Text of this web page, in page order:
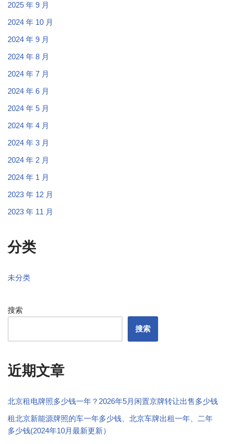
2025 年 9 月
2024 年 10 月
2024 年 9 月
2024 年 8 月
2024 年 7 月
2024 年 6 月
2024 年 5 月
2024 年 4 月
2024 年 3 月
2024 年 2 月
2024 年 1 月
2023 年 12 月
2023 年 11 月
分类
未分类
搜索
搜索
近期文章
北京租电牌照多少钱一年？2026年5月闲置京牌转让出售多少钱
租北京新能源牌照的车一年多少钱、北京车牌出租一年、二年
多少钱(2024年10月最新更新）